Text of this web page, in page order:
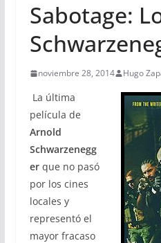
Sabotage:
noviembre 28, 2014 Hugo
La última
película de
Arnold
Schwarzenegg
erque no pasó
por los cines
locales y
representó el
mayor fracaso